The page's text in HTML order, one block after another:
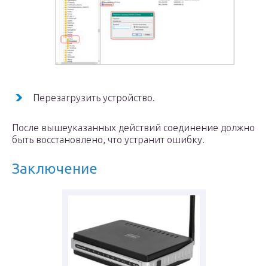
Перезагрузить устройство.
После вышеуказанных действий соединение должно
быть восстановлено, что устранит ошибку.
Заключение